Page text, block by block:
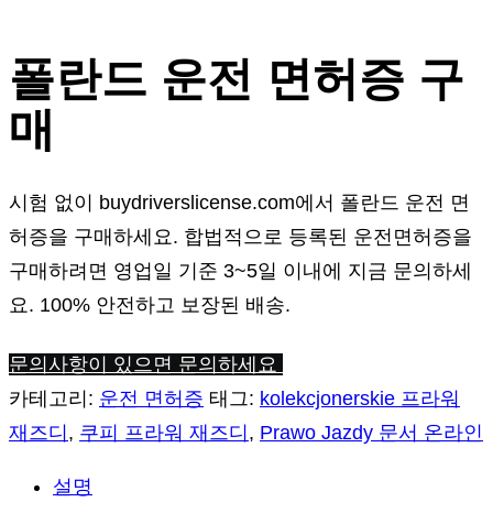
폴란드 운전 면허증 구
매
시험 없이 buydriverslicense.com에서 폴란드 운전 면
허증을 구매하세요. 합법적으로 등록된 운전면허증을
구매하려면 영업일 기준 3~5일 이내에 지금 문의하세
요. 100% 안전하고 보장된 배송.
문의사항이 있으면 문의하세요
카테고리: 운전 면허증 태그: kolekcjonerskie 프라워
재즈디 , 쿠피 프라워 재즈디 , Prawo Jazdy 문서 온라인
설명